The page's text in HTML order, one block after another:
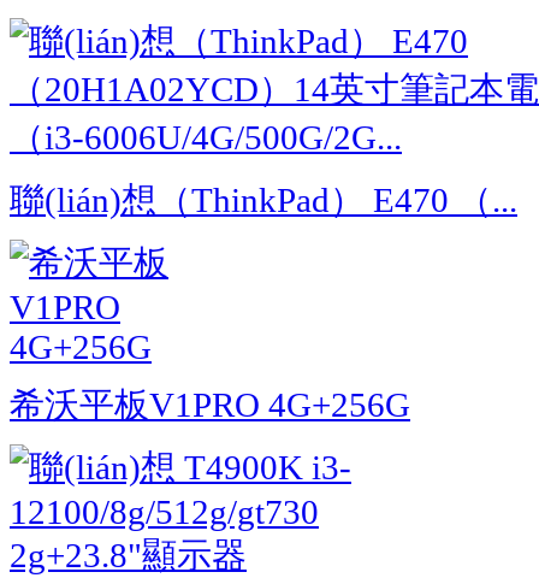
聯(lián)想（ThinkPad） E470 （...
希沃平板V1PRO 4G+256G